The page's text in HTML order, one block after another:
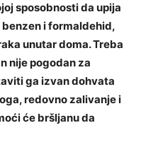
sposobnosti da upija
i formaldehid,
unutar doma. Treba
nije pogodan za
ga izvan dohvata
redovno zalivanje i
će bršljanu da